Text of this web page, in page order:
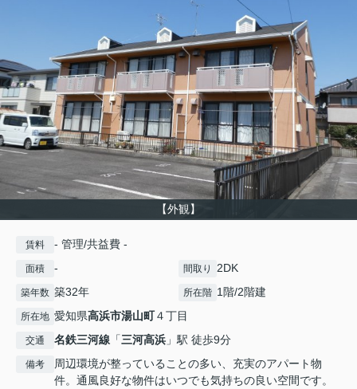
【外観】
賃料 - 管理/共益費 -
面積 - 間取り 2DK
築年数 築32年 所在階 1階/2階建
所在地 愛知県高浜市湯山町４丁目
交通 名鉄三河線 「三河高浜 」駅 徒歩9分
備考
周辺環境が整っていることの多い、充実のアパート物
件。通風良好な物件はいつでも気持ちの良い空間です。